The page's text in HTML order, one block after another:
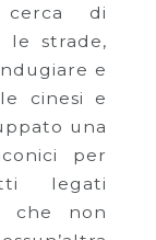
cerca di
le strade,
e
cinesi e
una
per
legati
che non